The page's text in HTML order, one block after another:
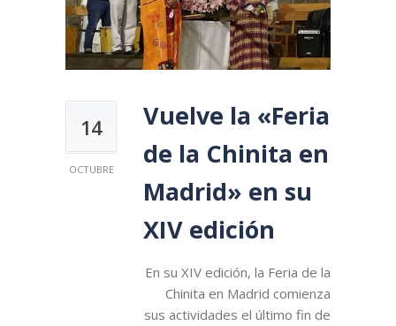
14
OCTUBRE
Vuelve la «Feria
de la Chinita en
Madrid» en su
XIV edición
En su XIV edición, la Feria de la
Chinita en Madrid comienza
sus actividades el último fin de